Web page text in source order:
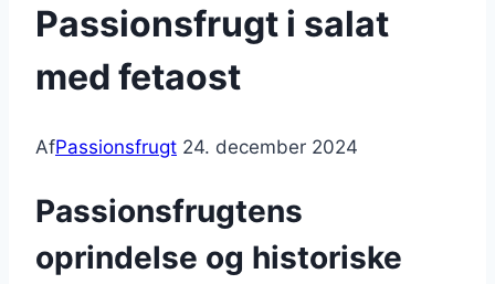
Passionsfrugt i salat
med fetaost
AfPassionsfrugt 24. december 2024
Passionsfrugtens
oprindelse og historiske